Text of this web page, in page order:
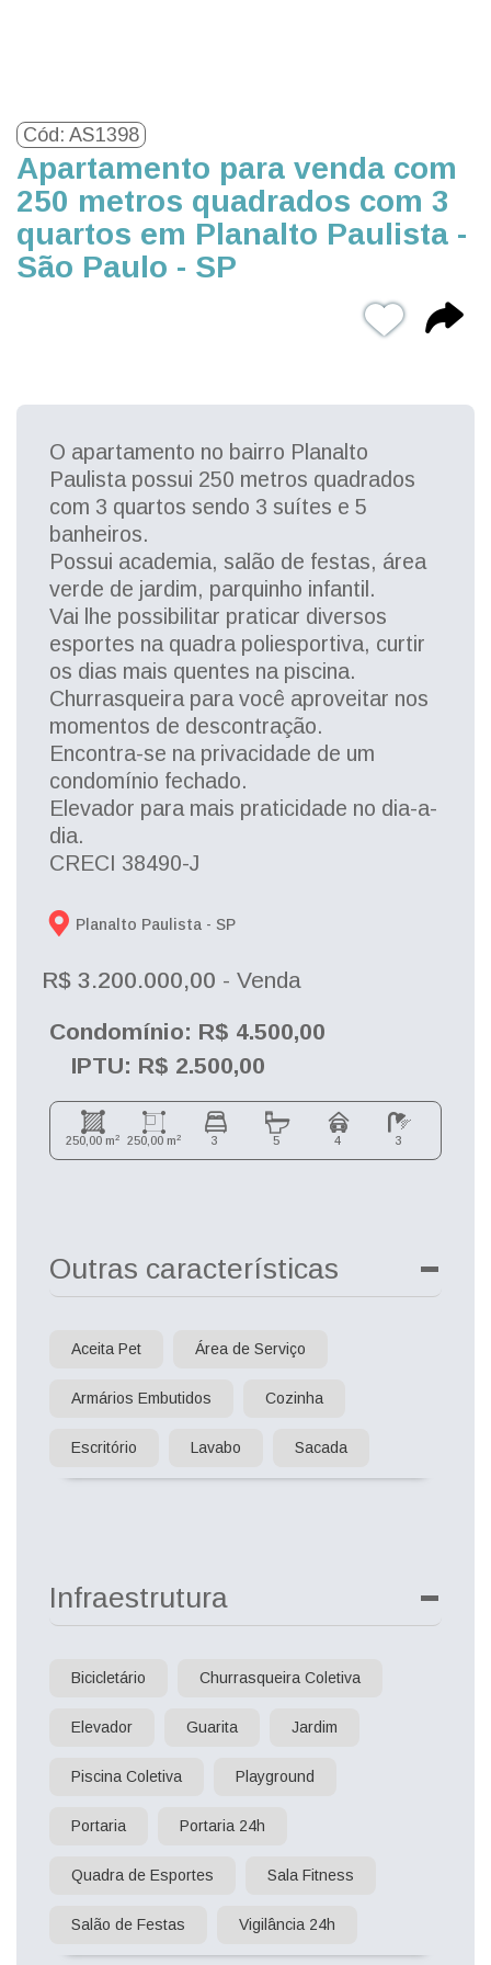
Cód: AS1398
Apartamento para venda com
250 metros quadrados com 3
quartos em Planalto Paulista -
São Paulo - SP
O apartamento no bairro Planalto
Paulista possui 250 metros quadrados
com 3 quartos sendo 3 suítes e 5
banheiros.
Possui academia, salão de festas, área
verde de jardim, parquinho infantil.
Vai lhe possibilitar praticar diversos
esportes na quadra poliesportiva, curtir
os dias mais quentes na piscina.
Churrasqueira para você aproveitar nos
momentos de descontração.
Encontra-se na privacidade de um
condomínio fechado.
Elevador para mais praticidade no dia-a-
dia.
CRECI 38490-J
Planalto Paulista - SP
R$ 3.200.000,00 - Venda
Condomínio: R$ 4.500,00
IPTU: R$ 2.500,00
250,00 m2 250,00 m2 3 5 4 3
Outras características
Aceita Pet Área de Serviço
Armários Embutidos Cozinha
Escritório Lavabo Sacada
Infraestrutura
Bicicletário Churrasqueira Coletiva
Elevador Guarita Jardim
Piscina Coletiva Playground
Portaria Portaria 24h
Quadra de Esportes Sala Fitness
Salão de Festas Vigilância 24h